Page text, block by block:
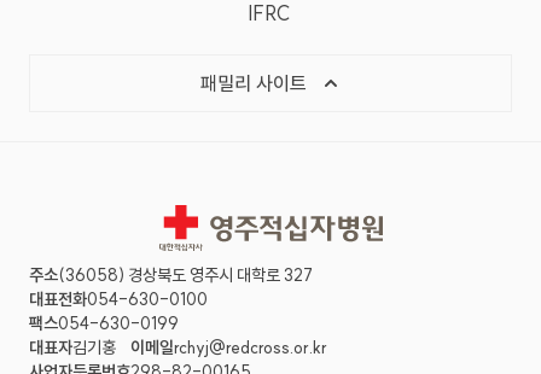
IFRC
패밀리 사이트
영주적십자병원
주소(36058) 경상북도 영주시 대학로 327
대표전화054-630-0100
팩스054-630-0199
대표자김기홍 이메일rchyj@redcross.or.kr